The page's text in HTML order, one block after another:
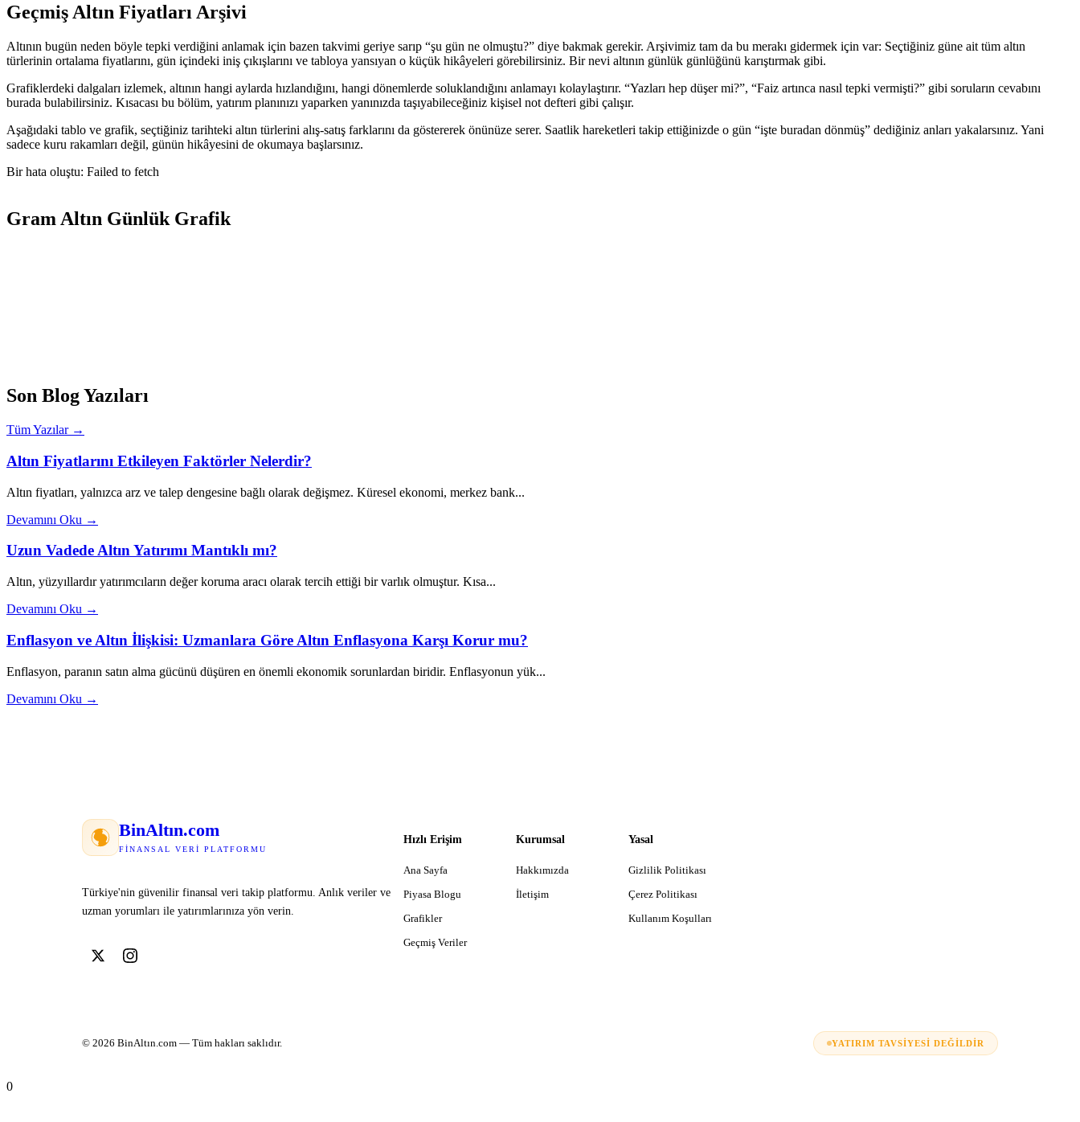
Geçmiş Altın Fiyatları Arşivi
Altının bugün neden böyle tepki verdiğini anlamak için bazen takvimi geriye sarıp “şu gün ne olmuştu?” diye bakmak gerekir. Arşivimiz tam da bu merakı gidermek için var: Seçtiğiniz güne ait tüm altın
türlerinin ortalama fiyatlarını, gün içindeki iniş çıkışlarını ve tabloya yansıyan o küçük hikâyeleri görebilirsiniz. Bir nevi altının günlük günlüğünü karıştırmak gibi.
Grafiklerdeki dalgaları izlemek, altının hangi aylarda hızlandığını, hangi dönemlerde soluklandığını anlamayı kolaylaştırır. “Yazları hep düşer mi?”, “Faiz artınca nasıl tepki vermişti?” gibi soruların cevabını
burada bulabilirsiniz. Kısacası bu bölüm, yatırım planınızı yaparken yanınızda taşıyabileceğiniz kişisel not defteri gibi çalışır.
Aşağıdaki tablo ve grafik, seçtiğiniz tarihteki altın türlerini alış-satış farklarını da göstererek önünüze serer. Saatlik hareketleri takip ettiğinizde o gün “işte buradan dönmüş” dediğiniz anları yakalarsınız. Yani
sadece kuru rakamları değil, günün hikâyesini de okumaya başlarsınız.
Bir hata oluştu: Failed to fetch
Gram Altın Günlük Grafik
Son Blog Yazıları
Tüm Yazılar →
Altın Fiyatlarını Etkileyen Faktörler Nelerdir?
Altın fiyatları, yalnızca arz ve talep dengesine bağlı olarak değişmez. Küresel ekonomi, merkez bank...
Devamını Oku →
Uzun Vadede Altın Yatırımı Mantıklı mı?
Altın, yüzyıllardır yatırımcıların değer koruma aracı olarak tercih ettiği bir varlık olmuştur. Kısa...
Devamını Oku →
Enflasyon ve Altın İlişkisi: Uzmanlara Göre Altın Enflasyona Karşı Korur mu?
Enflasyon, paranın satın alma gücünü düşüren en önemli ekonomik sorunlardan biridir. Enflasyonun yük...
Devamını Oku →
BinAltın.com
FINANSAL VERI PLATFORMU
Türkiye'nin güvenilir finansal veri takip platformu. Anlık veriler ve
uzman yorumları ile yatırımlarınıza yön verin.
Hızlı Erişim
Ana Sayfa
Piyasa Blogu
Grafikler
Geçmiş Veriler
Kurumsal
Hakkımızda
İletişim
Yasal
Gizlilik Politikası
Çerez Politikası
Kullanım Koşulları
© 2026 BinAltın.com — Tüm hakları saklıdır. YATIRIM TAVSIYESI DEĞILDIR
0